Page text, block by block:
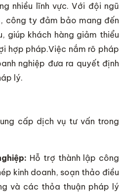
nhiều lĩnh vực. Với đội ngũ
công ty đảm bảo mang đến
giúp khách hàng giảm thiểu
hợp pháp.Việc nắm rõ pháp
nghiệp đưa ra quyết định
lý.
cấp dịch vụ tư vấn trong
Hỗ trợ thành lập công
kinh doanh, soạn thảo điều
và các thỏa thuận pháp lý